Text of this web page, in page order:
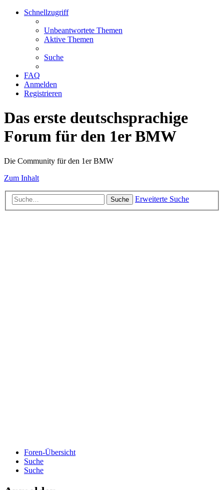
Schnellzugriff
Unbeantwortete Themen
Aktive Themen
Suche
FAQ
Anmelden
Registrieren
Das erste deutschsprachige
Forum für den 1er BMW
Die Community für den 1er BMW
Zum Inhalt
Suche Erweiterte Suche
Foren-Übersicht
Suche
Suche